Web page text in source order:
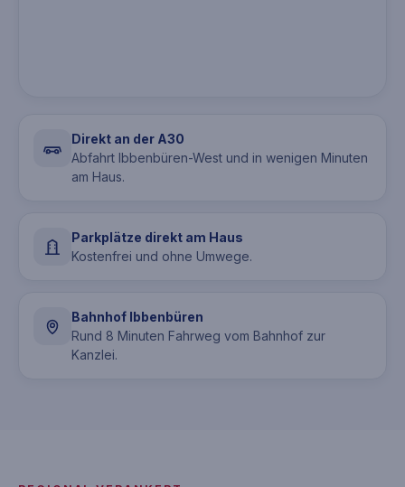
STANDORT
Karte erst nach Klick laden
OpenStreetMap-Einbettung aktiviert.
So bleibt die Karte bis zu Ihrer
Karte laden
Direkt an der A30
Abfahrt Ibbenbüren-West und in wenigen Minuten
am Haus.
Parkplätze direkt am Haus
Kostenfrei und ohne Umwege.
Bahnhof Ibbenbüren
Rund 8 Minuten Fahrweg vom Bahnhof zur
Kanzlei.